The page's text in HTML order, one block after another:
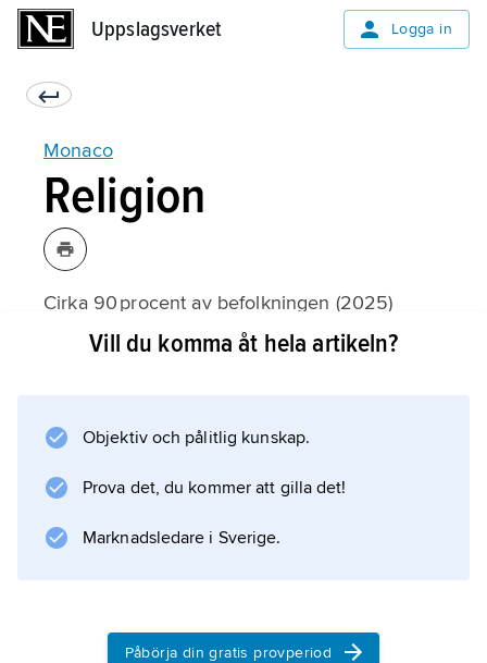
Uppslagsverket Logga in
Monaco
Religion
Cirka 90 procent av befolkningen (2025)
tillhör romersk-katolska kyrkan.
Information om artikeln
Vill du komma åt hela artikeln?
Objektiv och pålitlig kunskap.
Prova det, du kommer att gilla det!
Marknadsledare i Sverige.
Påbörja din gratis provperiod